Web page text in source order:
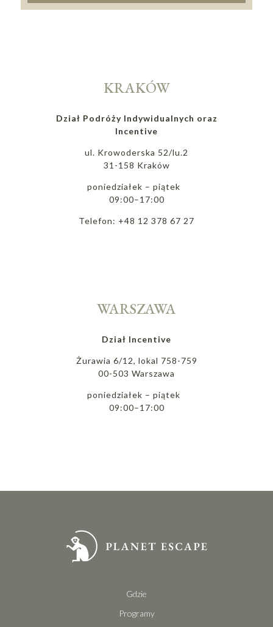
KRAKÓW
Dział Podróży Indywidualnych oraz
Incentive
ul. Krowoderska 52/lu.2
31-158 Kraków
poniedziałek – piątek
09:00–17:00
Telefon: +48 12 378 67 27
WARSZAWA
Dział Incentive
Żurawia 6/12, lokal 758-759
00-503 Warszawa
poniedziałek – piątek
09:00–17:00
Gdzie
Programy